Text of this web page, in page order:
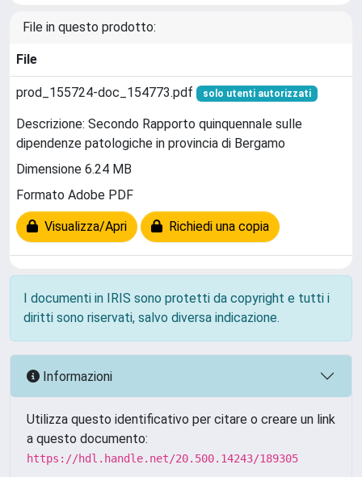
File in questo prodotto:
File
prod_155724-doc_154773.pdf solo utenti autorizzati
Descrizione: Secondo Rapporto quinquennale sulle
dipendenze patologiche in provincia di Bergamo
Dimensione 6.24 MB
Formato Adobe PDF
Visualizza/Apri Richiedi una copia
I documenti in IRIS sono protetti da copyright e tutti i
diritti sono riservati, salvo diversa indicazione.
Informazioni
Utilizza questo identificativo per citare o creare un link
a questo documento:
https://hdl.handle.net/20.500.14243/189305